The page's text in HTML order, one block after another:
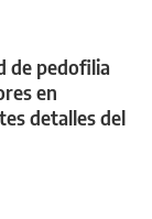
de pedofilia
en
detalles del